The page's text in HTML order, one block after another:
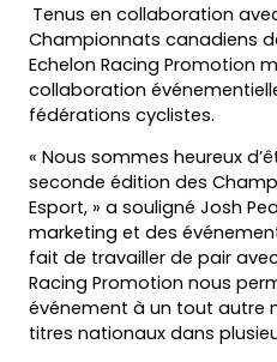
Tenus en collaboration
Championnats canadiens
Echelon Racing Promotion
collaboration
fédérations cyclistes.
« Nous sommes heureux
seconde édition des
Esport, » a souligné Josh
marketing et des
fait de travailler de pair
Racing Promotion nous
événement à un tout autre
titres nationaux dans